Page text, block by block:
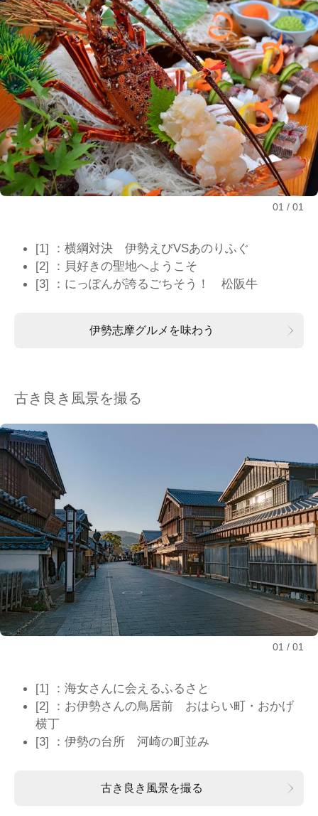
01 01
[1] ：横綱対決 伊勢えびVSあのりふぐ
[2] ：貝好きの聖地へようこそ
[3] ：にっぽんが誇るごちそう！ 松阪牛
伊勢志摩グルメを味わう
古き良き風景を撮る
01 01
[1] ：海女さんに会えるふるさと
[2] ：お伊勢さんの鳥居前 おはらい町・おかげ
横丁
[3] ：伊勢の台所 河崎の町並み
古き良き風景を撮る